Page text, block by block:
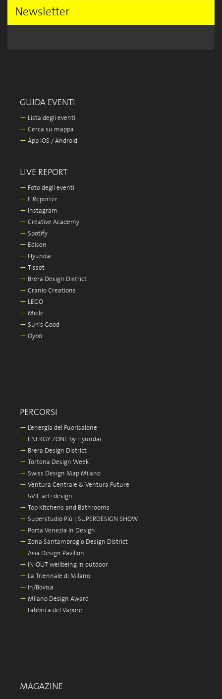
Newsletter
GUIDA EVENTI
— Lista degli eventi
— Cerca su mappa
— App iOS / Android
LIVE REPORT
— Foto degli eventi
— E.Reporter
— Instagram
— Creative Academy
— Spotify
— Edison
— Hyundai
— Tissot
— Brera Design District
— Cranio Creations
— LEGO
— Miele
— Sun's Good
— Oybò
PERCORSI
— L’energia del Fuorisalone
— ENERGY ZONE by Hyundai
— Brera Design District
— Tortona Design Week
— Swiss Design Map Milano
— Ventura Centrale & Ventura Future
— 5VIE art+design
— Top Kitchens and Bathrooms
— Superstudio Più | SUPERDESIGN SHOW
— Porta Venezia In Design
— Zona Santambrogio Design District
— Asia Design Pavilion
— IN-OUT wellbeing in outdoor
— La Triennale di Milano
— In/Bovisa
— Milano Design Award
— Fabbrica del Vapore
MAGAZINE